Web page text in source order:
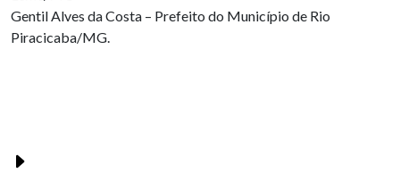
Gentil Alves da Costa – Prefeito do Município de Rio
Piracicaba/MG.